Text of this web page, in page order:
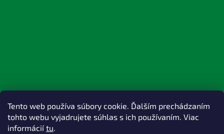
Tento web používa súbory cookie. Ďalším prechádzaním
tohto webu vyjadrujete súhlas s ich používaním. Viac
informáciítu.